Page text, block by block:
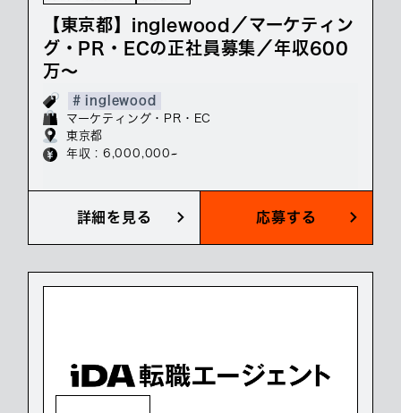
【東京都】inglewood／マーケティン
グ・PR・ECの正社員募集／年収600
万～
# inglewood
マーケティング・PR・EC
東京都
年収 : 6,000,000~
詳細を見る 応募する